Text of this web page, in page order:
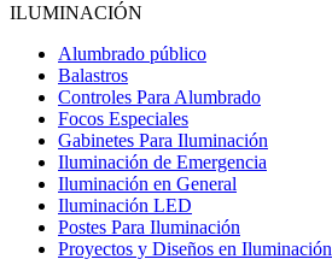
ILUMINACIÓN
Alumbrado público
Balastros
Controles Para Alumbrado
Focos Especiales
Gabinetes Para Iluminación
Iluminación de Emergencia
Iluminación en General
Iluminación LED
Postes Para Iluminación
Proyectos y Diseños en Iluminación